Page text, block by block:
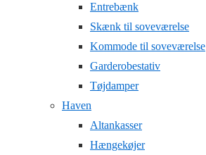
Entrebænk
Skænk til soveværelse
Kommode til soveværelse
Garderobestativ
Tøjdamper
Haven
Altankasser
Hængekøjer